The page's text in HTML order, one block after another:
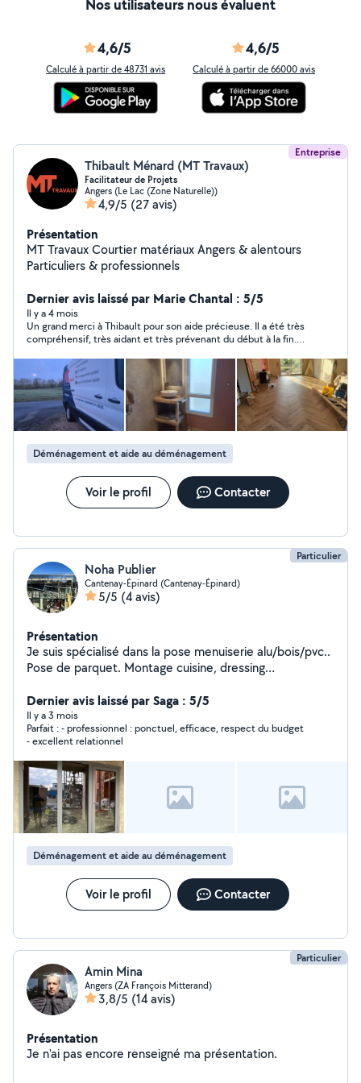
Nos utilisateurs nous évaluent
4,6/5
Calculé à partir de 48731 avis
4,6/5
Calculé à partir de 66000 avis
Entreprise
Thibault Ménard (MT Travaux)
Facilitateur de Projets
Angers (Le Lac (Zone Naturelle))
4,9/5 (27 avis)
Présentation
MT Travaux Courtier matériaux Angers & alentours
Particuliers & professionnels
Dernier avis laissé par Marie Chantal : 5/5
Il y a 4 mois
Un grand merci à Thibault pour son aide précieuse. Il a été très
compréhensif, très aidant et très prévenant du début à la fin.
même réparé un garde-boue sur le camion loué. J’ai beaucoup
apprécié leur gentillesse, leur disponibilité et leur sens du
service. Je recommande vivement.
Déménagement et aide au déménagement
Voir le profil Contacter
Particulier
Noha Publier
Cantenay-Épinard (Cantenay-Épinard)
5/5 (4 avis)
Présentation
Je suis spécialisé dans la pose menuiserie alu/bois/pvc..
Pose de parquet. Montage cuisine, dressing
Déménagement, manutention..
Dernier avis laissé par Saga : 5/5
Il y a 3 mois
Parfait : - professionnel : ponctuel, efficace, respect du budget
- excellent relationnel
Déménagement et aide au déménagement
Voir le profil Contacter
Particulier
Amin Mina
Angers (ZA François Mitterand)
3,8/5 (14 avis)
Présentation
Je n'ai pas encore renseigné ma présentation.